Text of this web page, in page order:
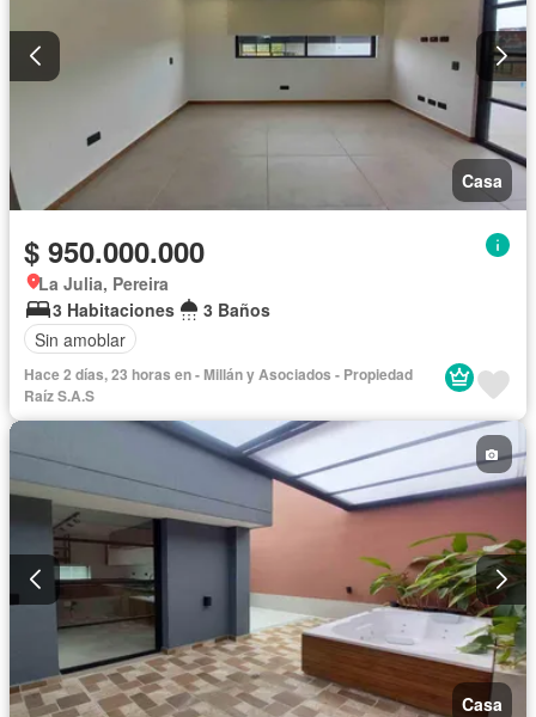
Casa
$ 950.000.000
La Julia, Pereira
3 Habitaciones
3 Baños
Sin amoblar
Hace 2 días, 23 horas en - Millán y Asociados - Propiedad
Raíz S.A.S
Casa